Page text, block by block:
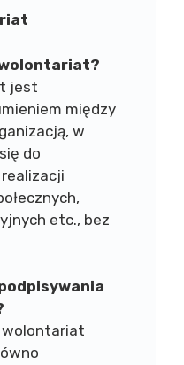
wolontariat?
jest
między
w
do
etc., bez
wolontariat